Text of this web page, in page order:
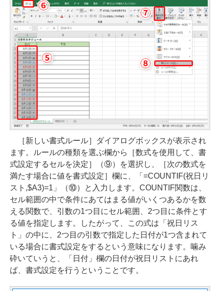
［新しい書式ルール］ダイアログボックスが表示され
ます。ルールの種類を選ぶ欄から［数式を使用して、書
式設定するセルを決定］（⑨）を選択し、［次の数式を
満たす場合に値を書式設定］欄に、「=COUNTIF(祝日リ
スト,$A3)=1」（⑩）と入力します。COUNTIF関数は、
セル範囲の中で条件にあてはまる値がいくつあるかを数
える関数で、引数の1つ目にセル範囲、2つ目に条件とす
る値を指定します。したがって、この式は「祝日リス
ト」の中に、2つ目の引数で指定した日付が1つ含まれて
いる場合に書式設定をするという意味になります。噛み
砕いていうと、「日付」欄の日付が祝日リストにあれ
ば、書式設定を行うということです。